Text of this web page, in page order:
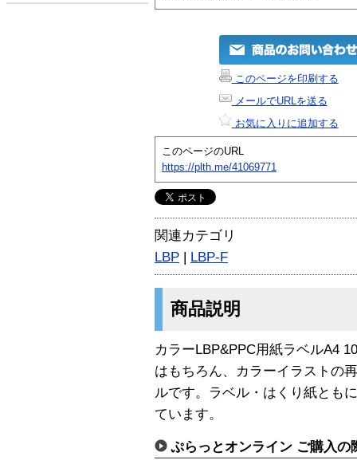
このページを印刷する
メールでURLを送る
お気に入りに追加する
このページのURL
https://plth.me/41069771
関連カテゴリ
LBP | LBP-F
商品説明
カラーLBP&PPC用紙ラベルA4
はもちろん、カラーイラストの
ルです。ラベル・はくり紙とも
ています。
ぷらっとオンライン ご購入の